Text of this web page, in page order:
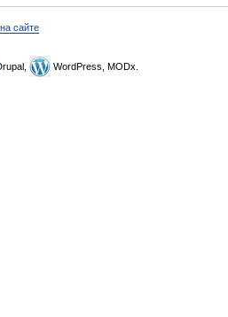
сайте
WordPress, MODx.